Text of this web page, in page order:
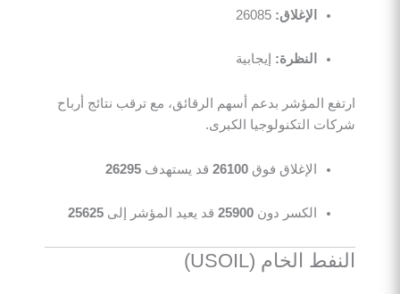
الإغلاق: 26085
النظرة: إيجابية
ارتفع المؤشر بدعم أسهم الرقائق، مع ترقب نتائج أرباح
شركات التكنولوجيا الكبرى.
الإغلاق فوق26100 قد يستهدف26295
الكسر دون25900 قد يعيد المؤشر إلى25625
النفط الخام (USOIL)